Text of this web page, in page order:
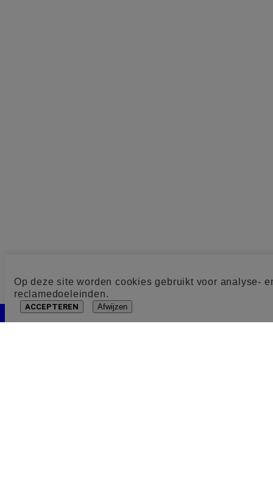
Op deze site worden cookies gebruikt voor analyse-
reclamedoeleinden.
ACCEPTEREN Afwijzen
Cookie toestemming